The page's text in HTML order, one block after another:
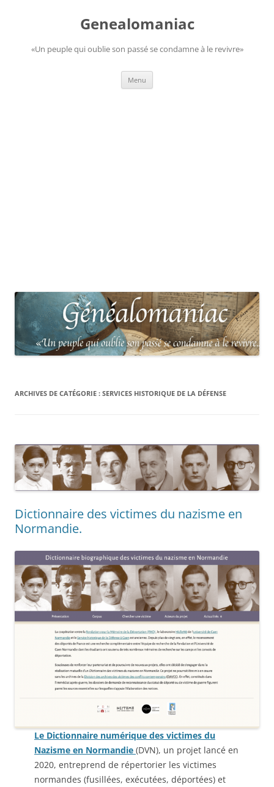
Genealomaniac
«Un peuple qui oublie son passé se condamne à le revivre»
Menu
ARCHIVES DE CATÉGORIE : SERVICES HISTORIQUE DE LA DÉFENSE
Dictionnaire des victimes du nazisme en
Normandie.
Le Dictionnaire numérique des victimes du
Nazisme en Normandie (DVN), un projet lancé en
2020, entreprend de répertorier les victimes
normandes (fusillées, exécutées, déportées) et